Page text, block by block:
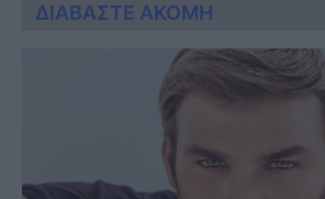
ΔΙΑΒΑΣΤΕ ΑΚΟΜΗ